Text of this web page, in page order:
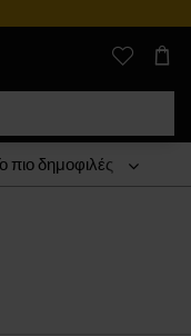
Ανδρικο
πιο δημοφιλές